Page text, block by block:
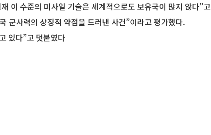
이 수준의 미사일 기술은 세계적으로도 보유국이 많지 않다”
군사력의 상징적 약점을 드러낸 사건”이라고 평가했다.
있다”고 덧붙였다